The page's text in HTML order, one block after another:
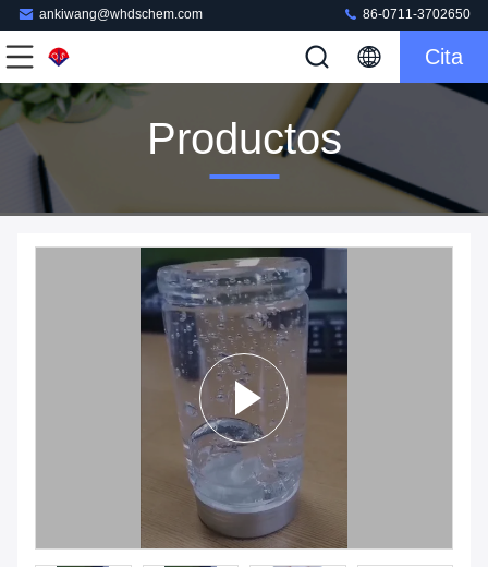
ankiwang@whdschem.com 86-0711-3702650
Cita
Productos